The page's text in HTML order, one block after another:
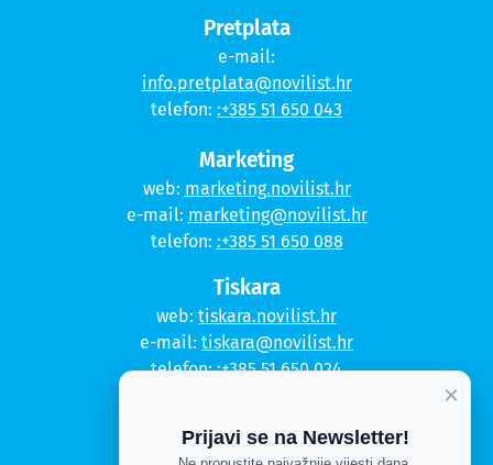
Pretplata
e-mail:
info.pretplata@novilist.hr
telefon: :+385 51 650 043
Marketing
web: marketing.novilist.hr
e-mail: marketing@novilist.hr
telefon: :+385 51 650 088
Tiskara
web: tiskara.novilist.hr
e-mail: tiskara@novilist.hr
telefon::+385 51 650 024
×
Prijavi se na Newsletter!